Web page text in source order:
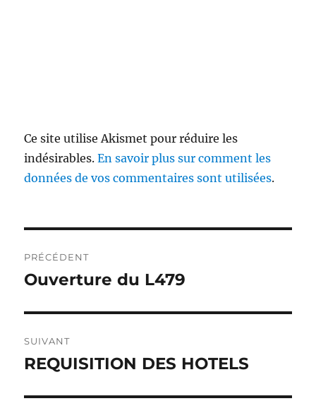
Ce site utilise Akismet pour réduire les
indésirables.En savoir plus sur comment les
données de vos commentaires sont utilisées.
de
PRÉCÉDENT
Publication
Ouverture du L479
SUIVANT
Publication
REQUISITION DES HOTELS